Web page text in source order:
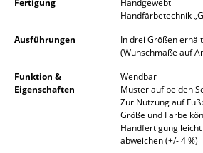
Stehleuchten & Leseleuchten
Bodenleuchten
Outdoor-Leuchten
Fertigung
Handgewebt
Handfärbetechnik
Ausführungen
In drei Größen
(Wunschmaße auf
Funktion &
Eigenschaften
Wendbar
Muster auf beiden
Zur Nutzung auf
Größe und Farbe
Handfertigung leicht
abweichen (+/- 4 %)